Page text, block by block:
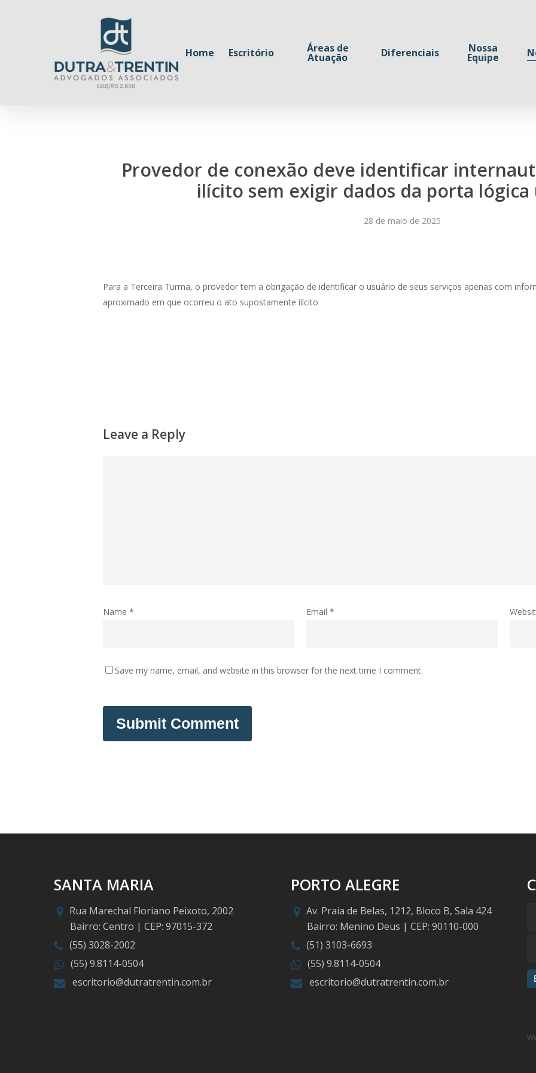
Home Escritório Áreas de
Atuação Diferenciais Nossa
Equipe
Provedor de conexão deve identificar
ilícito sem exigir dados da porta lógica
28 de maio de 2025
Para a Terceira Turma, o provedor tem a obrigação de identificar o usuário de seus serviços apenas com
aproximado em que ocorreu o ato supostamente ilícito
Leave a Reply
Name * Email *
Save my name, email, and website in this browser for the next time I comment.
SANTA MARIA
Rua Marechal Floriano Peixoto, 2002
Bairro: Centro | CEP: 97015-372
(55) 3028-2002
(55) 9.8114-0504
escritorio@dutratrentin.com.br
PORTO ALEGRE
Av. Praia de Belas, 1212, Bloco B, Sala 424
Bairro: Menino Deus | CEP: 90110-000
(51) 3103-6693
(55) 9.8114-0504
escritorio@dutratrentin.com.br